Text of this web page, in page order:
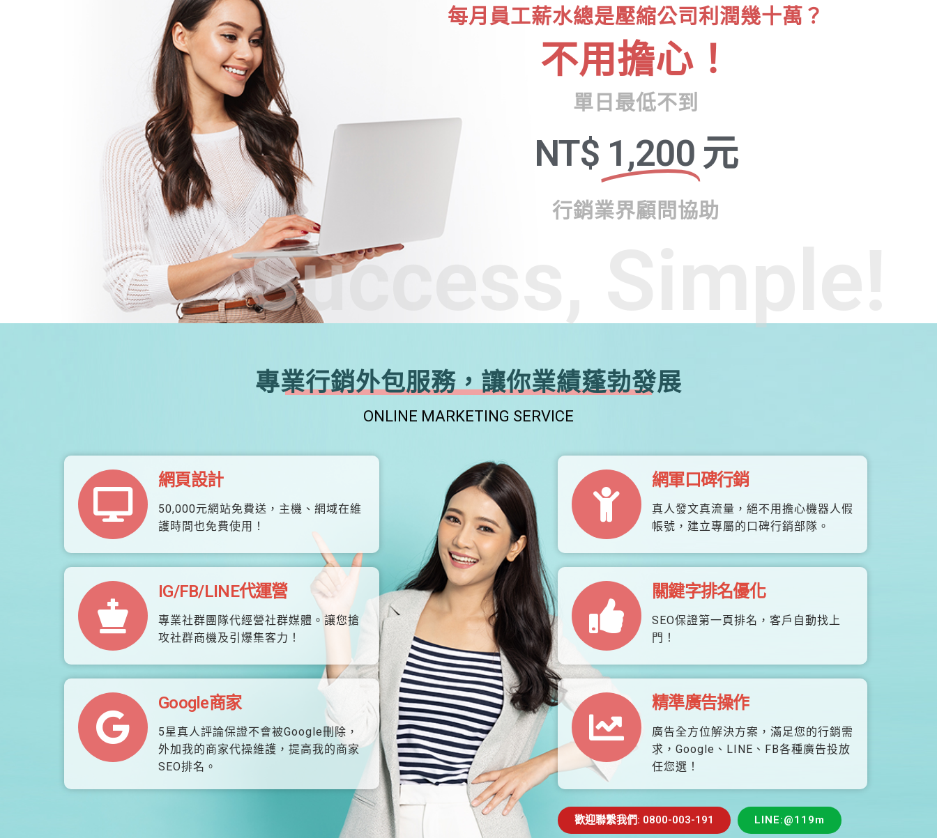
Success, Simple!
每月員工薪水總是壓縮公司利潤幾十萬？
不用擔心！
單日最低不到
NT$ 1,200 元
行銷業界顧問協助
專業行銷外包服務，讓你業績蓬勃發展
ONLINE MARKETING SERVICE
網頁設計
50,000元網站免費送，主機、網域在維
護時間也免費使用！
IG/FB/LINE代運營
專業社群團隊代經營社群媒體。讓您搶
攻社群商機及引爆集客力！
Google商家
5星真人評論保證不會被Google刪除，
外加我的商家代操維護，提高我的商家
SEO排名。
網軍口碑行銷
真人發文真流量，絕不用擔心機器人假
帳號，建立專屬的口碑行銷部隊。
關鍵字排名優化
SEO保證第一頁排名，客戶自動找上
門！
精準廣告操作
廣告全方位解決方案，滿足您的行銷需
求，Google、LINE、FB各種廣告投放
任您選！
歡迎聯繫我們: 0800-003-191 LINE:@119m